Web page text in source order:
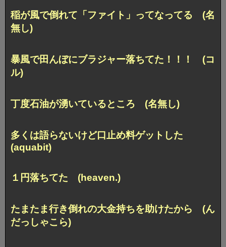
稲が風で倒れて「ファイト」ってなってる (名
無し)
暴風で田んぼにブラジャー落ちてた！！！ (コ
ル)
丁度石油が湧いているところ (名無し)
多くは語らないけど口止め料ゲットした
(aquabit)
１円落ちてた (heaven.)
たまたま行き倒れの大金持ちを助けたから (ん
だっしゃこら)